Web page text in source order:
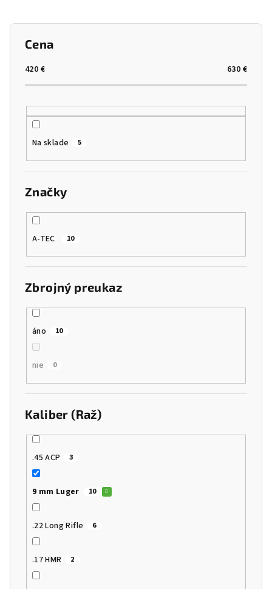
Cena
420 € 630 €
Na sklade 5
Značky
A-TEC 10
Zbrojný preukaz
áno 10
nie 0
Kaliber (Raž)
.45 ACP 3
9 mm Luger 10
.22 Long Rifle 6
.17 HMR 2